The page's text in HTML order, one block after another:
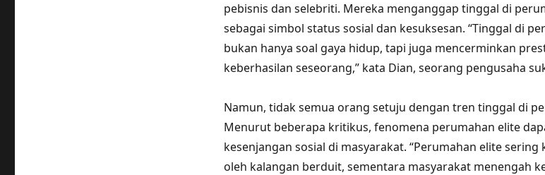
pebisnis dan selebriti. Mereka menganggap tinggal di
sebagai simbol status sosial dan kesuksesan. “Tinggal di
bukan hanya soal gaya hidup, tapi juga mencerminkan
keberhasilan seseorang,” kata Dian, seorang pengusaha
Namun, tidak semua orang setuju dengan tren tinggal di
Menurut beberapa kritikus, fenomena perumahan elite
kesenjangan sosial di masyarakat. “Perumahan elite sering
oleh kalangan berduit, sementara masyarakat menengah